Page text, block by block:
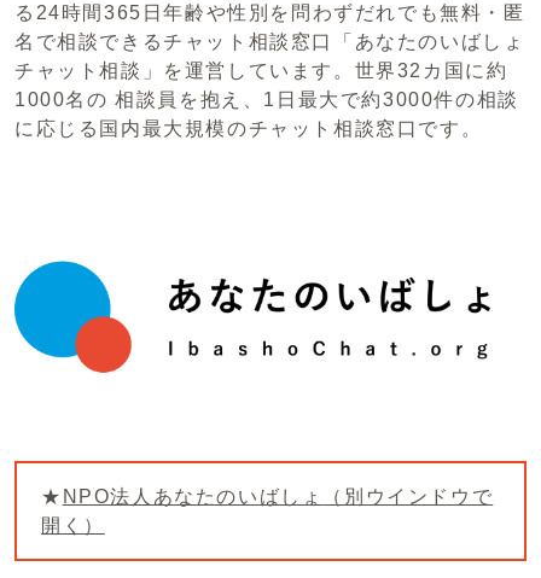
る24時間365⽇年齢や性別を問わずだれでも無料・匿
名で相談できるチャット相談窓⼝「あなたのいばしょ
チャット相談」を運営しています。世界32カ国に約
1000名の 相談員を抱え、1⽇最⼤で約3000件の相談
に応じる国内最⼤規模のチャット相談窓⼝です。
★ NPO法人あなたのいばしょ
（別ウインドウで
開く）